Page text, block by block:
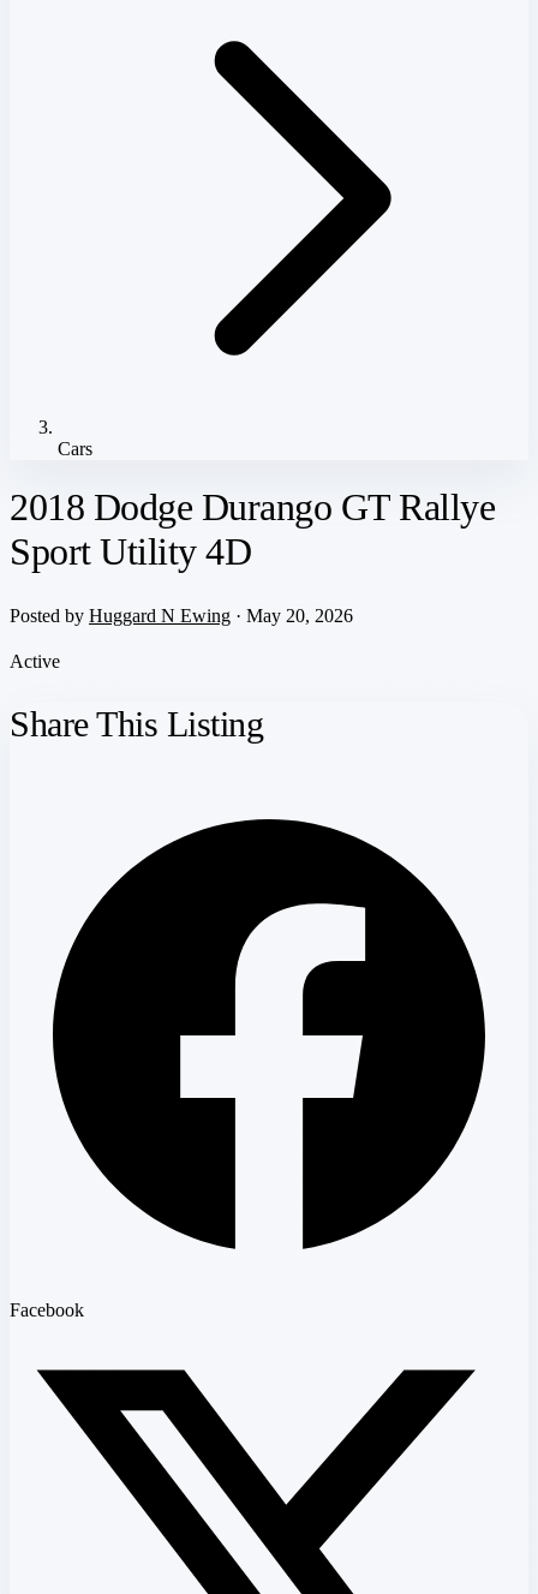
Cars
2018 Dodge Durango GT Rallye
Sport Utility 4D
Posted by Huggard N Ewing · May 20, 2026
Active
Share This Listing
Facebook